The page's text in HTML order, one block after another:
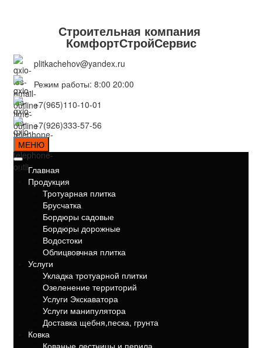
Строительная компания
КомфортСтройСервис
plitkachehov@yandex.ru
Режим работы: 8:00 20:00
+7(965)110-10-01
+7(926)333-57-56
МЕНЮ
Главная
Продукция
Тротуарная плитка
Брусчатка
Бордюры садовые
Бордюры дорожные
Водостоки
Облицвовчная плитка
Услуги
Укладка тротуарной плитки
Озеленение территорий
Услуги Экскаватора
Услуги манипулятора
Доставка щебня,песка, грунта
Ковка
Кованые лестницы и перила